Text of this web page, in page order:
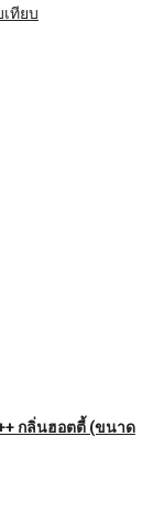
เทียบ
กลิ่นฮอตตี้ (ขนาด